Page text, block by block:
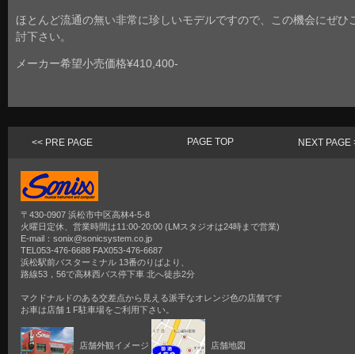
ほとんど流通の無い非常に珍しいモデルですので、この機会にぜひ
討下さい。
メーカー希望小売価格¥410,400-
<< PRE PAGE NEXT PAGE
PAGE TOP
〒430-0907 浜松市中区高林4-5-8
火曜日定休、営業時間は11:00-20:00 (LMスタジオは24時まで営業)
E-mail：sonix@sonicsystem.co.jp
TEL053-476-6688 FAX053-476-6687
浜松駅前バスターミナル 13番のりばより、
路線53，56で高林西バス停下車 北へ徒歩2分
マクドナルドのある交差点から見える派手なオレンジ色の店舗です
お車は店舗１F駐車場をご利用下さい。
店舗外観イメージ 店舗地図